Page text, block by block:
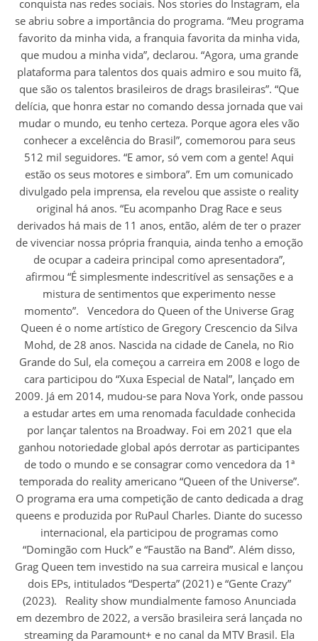
conquista nas redes sociais. Nos stories do Instagram, ela
se abriu sobre a importância do programa. “Meu programa
favorito da minha vida, a franquia favorita da minha vida,
que mudou a minha vida”, declarou. “Agora, uma grande
plataforma para talentos dos quais admiro e sou muito fã,
que são os talentos brasileiros de drags brasileiras”. “Que
delícia, que honra estar no comando dessa jornada que vai
mudar o mundo, eu tenho certeza. Porque agora eles vão
conhecer a excelência do Brasil”, comemorou para seus
512 mil seguidores. “E amor, só vem com a gente! Aqui
estão os seus motores e simbora”. Em um comunicado
divulgado pela imprensa, ela revelou que assiste o reality
original há anos. “Eu acompanho Drag Race e seus
derivados há mais de 11 anos, então, além de ter o prazer
de vivenciar nossa própria franquia, ainda tenho a emoção
de ocupar a cadeira principal como apresentadora”,
afirmou “É simplesmente indescritível as sensações e a
mistura de sentimentos que experimento nesse
momento”. Vencedora do Queen of the Universe Grag
Queen é o nome artístico de Gregory Crescencio da Silva
Mohd, de 28 anos. Nascida na cidade de Canela, no Rio
Grande do Sul, ela começou a carreira em 2008 e logo de
cara participou do “Xuxa Especial de Natal”, lançado em
2009. Já em 2014, mudou-se para Nova York, onde passou
a estudar artes em uma renomada faculdade conhecida
por lançar talentos na Broadway. Foi em 2021 que ela
ganhou notoriedade global após derrotar as participantes
de todo o mundo e se consagrar como vencedora da 1ª
temporada do reality americano “Queen of the Universe”.
O programa era uma competição de canto dedicada a drag
queens e produzida por RuPaul Charles. Diante do sucesso
internacional, ela participou de programas como
“Domingão com Huck” e “Faustão na Band”. Além disso,
Grag Queen tem investido na sua carreira musical e lançou
dois EPs, intitulados “Desperta” (2021) e “Gente Crazy”
(2023). Reality show mundialmente famoso Anunciada
em dezembro de 2022, a versão brasileira será lançada no
streaming da Paramount+ e no canal da MTV Brasil. Ela